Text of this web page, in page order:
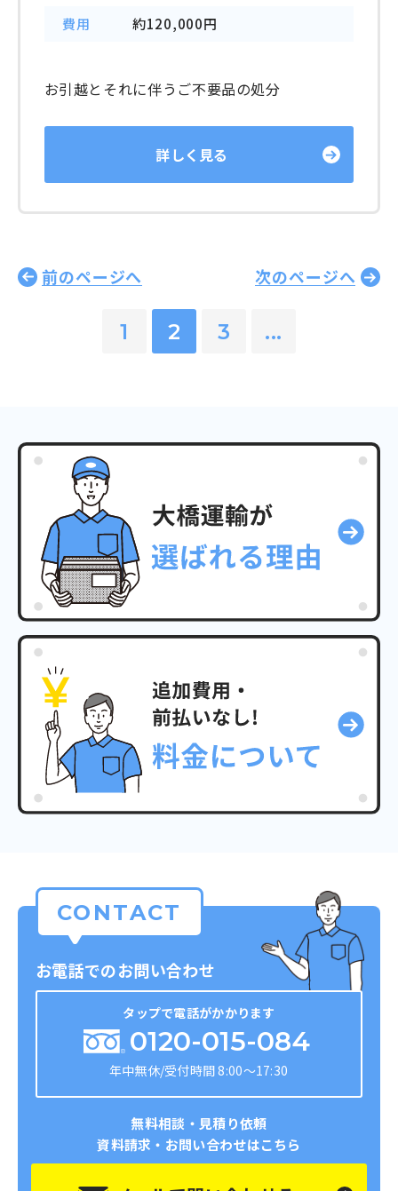
費用 約120,000円
お引越とそれに伴うご不要品の処分
詳しく見る
1 2 3 ...
CONTACT
お電話でのお問い合わせ
タップで電話がかかります
0120-015-084
年中無休/受付時間 8:00～17:30
無料相談・見積り依頼
資料請求・お問い合わせはこちら